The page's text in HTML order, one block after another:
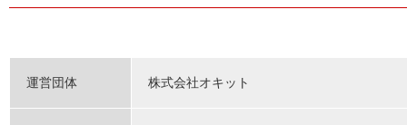
運営団体 株式会社オキット